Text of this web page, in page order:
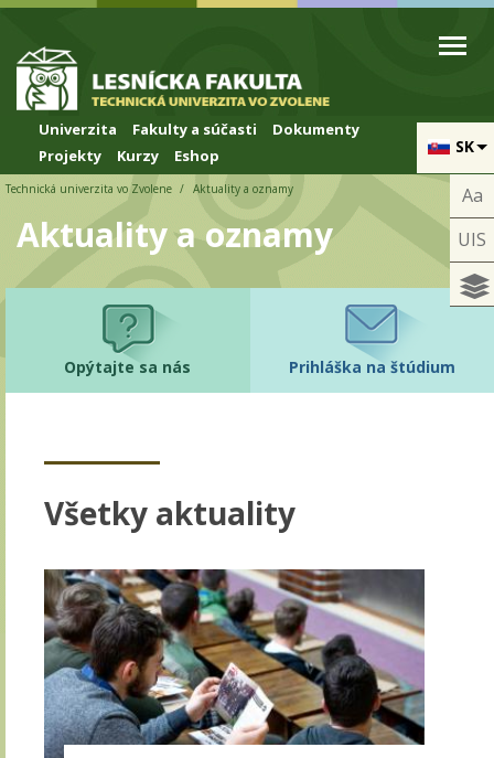
Skip to cookies
Skip to navigation
Skočiť na hlavný obsah
SK
Univerzita Fakulty a súčasti
Dokumenty
Projekty
Kurzy Eshop
Aa
UIS
Technická univerzita vo Zvolene Aktuality a oznamy
Aktuality a oznamy
Opýtajte sa nás Prihláška na štúdium
Všetky aktuality
Stránky